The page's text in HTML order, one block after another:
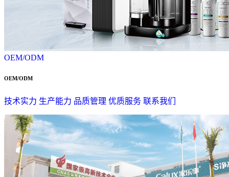
OEM/ODM
OEM/ODM
技术实力 生产能力 品质管理 优质服务 联系我们